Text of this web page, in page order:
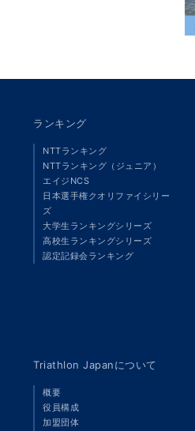
ランキング
NTTランキング
NTTランキング（ジュニア）
エイジNCS
日本選手権クオリファイシリー
ズ
大学生ランキングシリーズ
高校生ランキングシリーズ
認定記録会ランキング
Triathlon Japanについて
概要
役員構成
加盟団体